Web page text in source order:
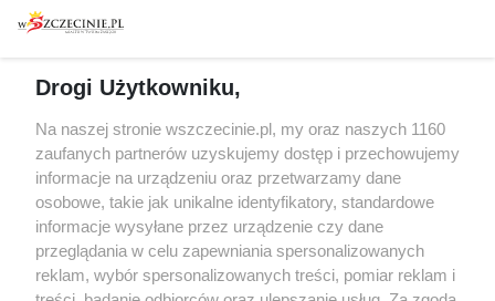
Wydarzenia
Warsztaty
Jarmarki, festyny, pchle
targi
Wernisaże
Więcej
Reklama
Redakcja
Specjalny koncert z okazji
20. urodzin portalu
wSzczecinie.pl
Regulamin konkursów
Drogi Użytkowniku,
Na naszej stronie wszczecinie.pl, my oraz naszych 1160
zaufanych partnerów uzyskujemy dostęp i przechowujemy
informacje na urządzeniu oraz przetwarzamy dane
osobowe, takie jak unikalne identyfikatory, standardowe
informacje wysyłane przez urządzenie czy dane
przeglądania w celu zapewniania spersonalizowanych
reklam, wybór spersonalizowanych treści, pomiar reklam i